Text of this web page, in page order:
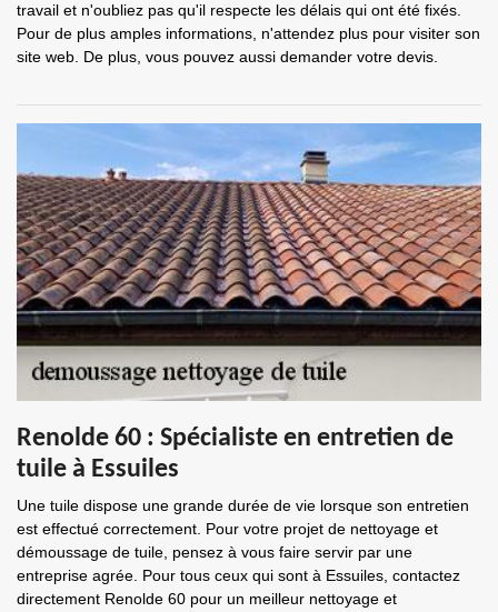
travail et n'oubliez pas qu'il respecte les délais qui ont été fixés.
Pour de plus amples informations, n'attendez plus pour visiter son
site web. De plus, vous pouvez aussi demander votre devis.
Renolde 60 : Spécialiste en entretien de
tuile à Essuiles
Une tuile dispose une grande durée de vie lorsque son entretien
est effectué correctement. Pour votre projet de nettoyage et
démoussage de tuile, pensez à vous faire servir par une
entreprise agrée. Pour tous ceux qui sont à Essuiles, contactez
directement Renolde 60 pour un meilleur nettoyage et